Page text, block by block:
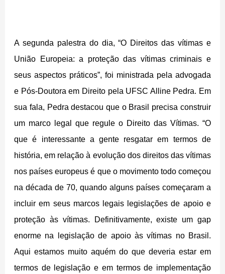
A segunda palestra do dia, “O Direitos das vítimas e
União Europeia: a proteção das vítimas criminais e
seus aspectos práticos”, foi ministrada pela advogada
e Pós-Doutora em Direito pela UFSC Alline Pedra. Em
sua fala, Pedra destacou que o Brasil precisa construir
um marco legal que regule o Direito das Vítimas. “O
que é interessante a gente resgatar em termos de
história, em relação à evolução dos direitos das vítimas
nos países europeus é que o movimento todo começou
na década de 70, quando alguns países começaram a
incluir em seus marcos legais legislações de apoio e
proteção às vítimas. Definitivamente, existe um gap
enorme na legislação de apoio às vítimas no Brasil.
Aqui estamos muito aquém do que deveria estar em
termos de legislação e em termos de implementação